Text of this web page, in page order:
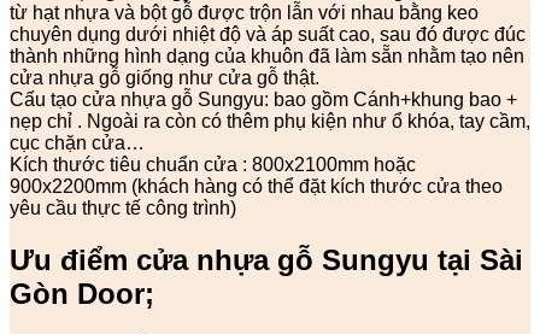
từ hạt nhựa và bột gỗ được trộn lẫn với nhau bằng keo
chuyên dụng dưới nhiệt độ và áp suất cao, sau đó được đúc
thành những hình dạng của khuôn đã làm sẵn nhằm tạo nên
cửa nhựa gỗ giống như cửa gỗ thật.
Cấu tạo cửa nhựa gỗ Sungyu: bao gồm Cánh+khung bao +
nẹp chỉ . Ngoài ra còn có thêm phụ kiện như ổ khóa, tay cầm,
cục chặn cửa…
Kích thước tiêu chuẩn cửa : 800x2100mm hoặc
900x2200mm (khách hàng có thể đặt kích thước cửa theo
yêu cầu thực tế công trình)
Ưu điểm cửa nhựa gỗ Sungyu tại Sài
Gòn Door;